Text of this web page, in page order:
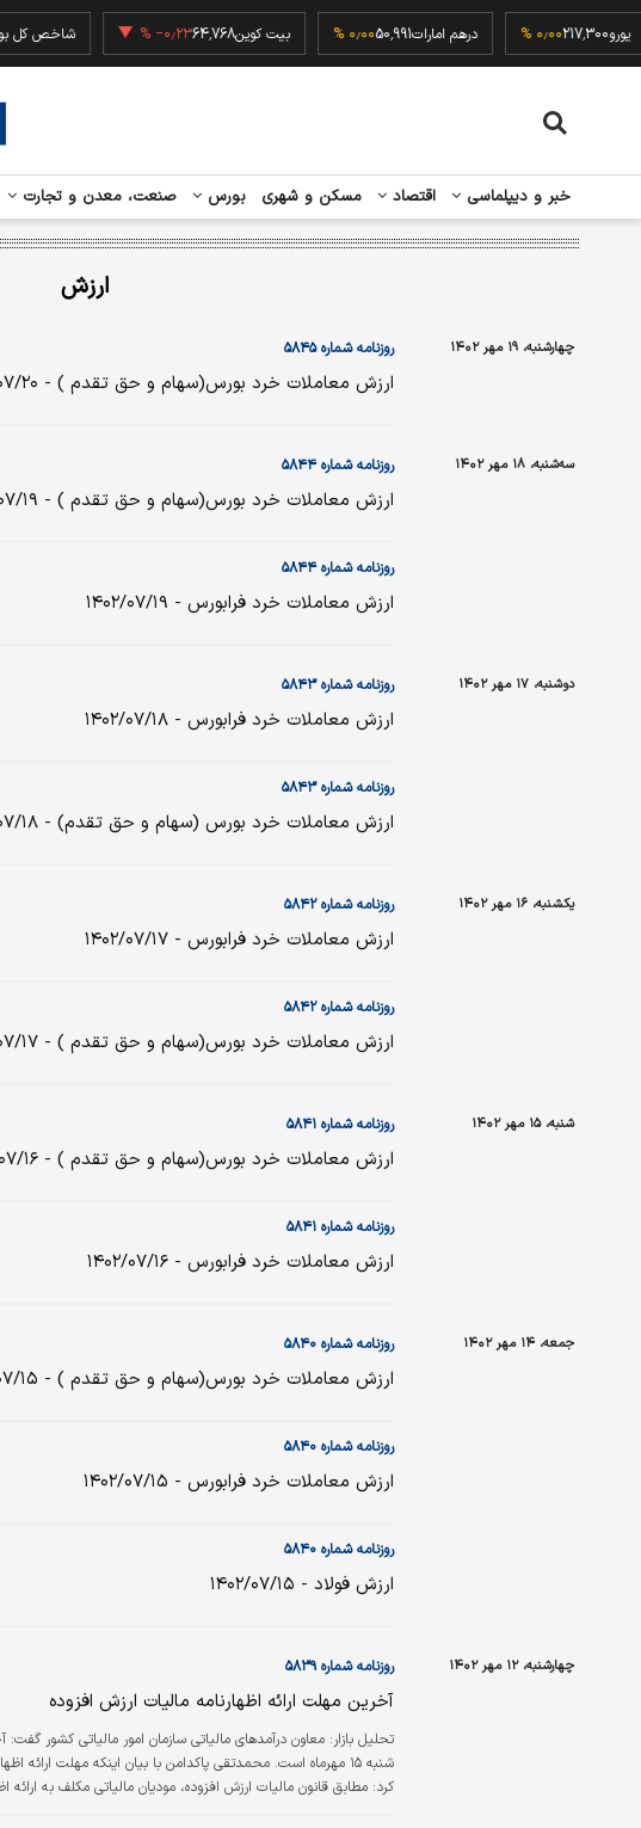
یورو217,300۰٫۰۰ % درهم امارات50,991۰٫۰۰ % بیت کوین64,768 ‎−۰٫۲۳ % شاخص
خبر و دیپلماسی اقتصاد مسکن و شهری بورس صنعت، معدن و تجارت
ارزش
چهارشنبه، ۱۹ مهر ۱۴۰۲ روزنامه شماره ۵۸۴۵
ارزش معاملات خرد بورس(سهام و حق تقدم ) - ۱۴۰۲/۰۷/۲۰
سه‌شنبه، ۱۸ مهر ۱۴۰۲ روزنامه شماره ۵۸۴۴
ارزش معاملات خرد بورس(سهام و حق تقدم ) - ۱۴۰۲/۰۷/۱۹
روزنامه شماره ۵۸۴۴
ارزش معاملات خرد فرابورس - ۱۴۰۲/۰۷/۱۹
دوشنبه، ۱۷ مهر ۱۴۰۲ روزنامه شماره ۵۸۴۳
ارزش معاملات خرد فرابورس - ۱۴۰۲/۰۷/۱۸
روزنامه شماره ۵۸۴۳
ارزش معاملات خرد بورس (سهام و حق تقدم) - ۱۴۰۲/۰۷/۱۸
یکشنبه، ۱۶ مهر ۱۴۰۲ روزنامه شماره ۵۸۴۲
ارزش معاملات خرد فرابورس - ۱۴۰۲/۰۷/۱۷
روزنامه شماره ۵۸۴۲
ارزش معاملات خرد بورس(سهام و حق تقدم ) - ۱۴۰۲/۰۷/۱۷
شنبه، ۱۵ مهر ۱۴۰۲ روزنامه شماره ۵۸۴۱
ارزش معاملات خرد بورس(سهام و حق تقدم ) - ۱۴۰۲/۰۷/۱۶
روزنامه شماره ۵۸۴۱
ارزش معاملات خرد فرابورس - ۱۴۰۲/۰۷/۱۶
جمعه، ۱۴ مهر ۱۴۰۲ روزنامه شماره ۵۸۴۰
ارزش معاملات خرد بورس(سهام و حق تقدم ) - ۱۴۰۲/۰۷/۱۵
روزنامه شماره ۵۸۴۰
ارزش معاملات خرد فرابورس - ۱۴۰۲/۰۷/۱۵
روزنامه شماره ۵۸۴۰
ارزش فولاد - ۱۴۰۲/۰۷/۱۵
چهارشنبه، ۱۲ مهر ۱۴۰۲ روزنامه شماره ۵۸۳۹
آخرین مهلت ارائه اظهارنامه مالیات ارزش افزوده
تحلیل بازار: معاون درآمدهای مالیاتی سازمان امور مالیاتی کشور گفت:
شنبه ۱۵ مهرماه است. محمدتقی پاکدامن با بیان اینکه مهلت
کرد: مطابق قانون مالیات ارزش افزوده، مودیان مالیاتی مکلف به